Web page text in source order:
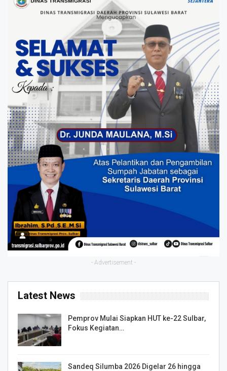
- Advertisement -
Latest News
Pemprov Mulai Siapkan HUT ke-22 Sulbar,
Fokus Kegiatan…
Sandeq Silumba 2026 Digelar 26 hingga